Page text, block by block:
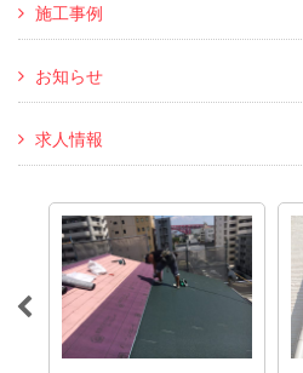
施工事例
お知らせ
求人情報